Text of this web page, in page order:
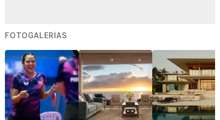
FOTOGALERÍAS